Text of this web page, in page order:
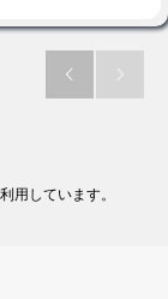
 
用しています。